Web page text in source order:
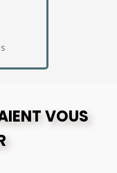
VOUS